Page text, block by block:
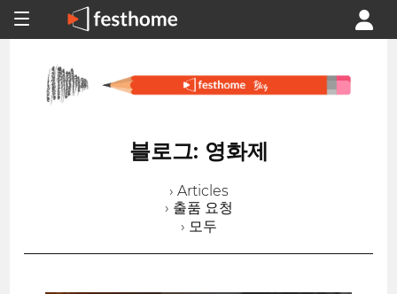
블로그: 영화제
› Articles
› 출품 요청
› 모두